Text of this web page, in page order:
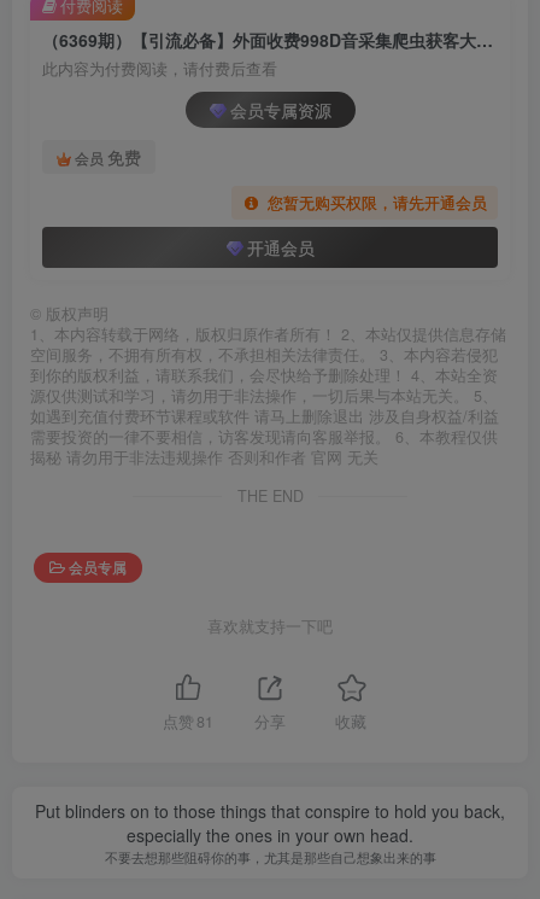
（6369期）【引流必备】外面收费998D音采集爬虫获客大师专业全能版，精准获客必备神器
此内容为付费阅读，请付费后查看
会员专属资源
会员 免费
您暂无购买权限，请先开通会员
开通会员
付费阅读
© 版权声明
1、本内容转载于网络，版权归原作者所有！ 2、本站仅提供信息存储
空间服务，不拥有所有权，不承担相关法律责任。 3、本内容若侵犯
到你的版权利益，请联系我们，会尽快给予删除处理！ 4、本站全资
源仅供测试和学习，请勿用于非法操作，一切后果与本站无关。 5、
如遇到充值付费环节课程或软件 请马上删除退出 涉及自身权益/利益
需要投资的一律不要相信，访客发现请向客服举报。 6、本教程仅供
揭秘 请勿用于非法违规操作 否则和作者 官网 无关
THE END
会员专属
喜欢就支持一下吧
点赞 81 分享 收藏
Put blinders on to those things that conspire to hold you back,
especially the ones in your own head.
不要去想那些阻碍你的事，尤其是那些自己想象出来的事